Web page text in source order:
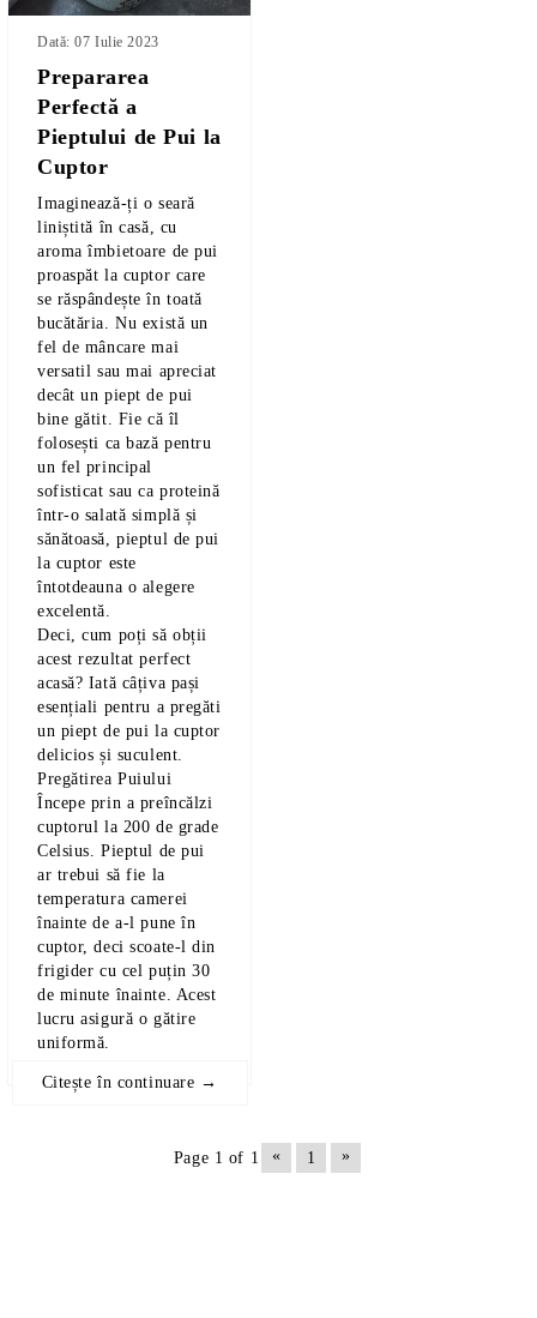
Prepararea
Perfectă a
Pieptului de Pui la
Cuptor
Dată: 07 Iulie 2023
Imaginează-ți o seară
liniștită în casă, cu
aroma îmbietoare de pui
proaspăt la cuptor care
se răspândește în toată
bucătăria. Nu există un
fel de mâncare mai
versatil sau mai apreciat
decât un piept de pui
bine gătit. Fie că îl
folosești ca bază pentru
un fel principal
sofisticat sau ca proteină
într-o salată simplă și
sănătoasă, pieptul de pui
la cuptor este
întotdeauna o alegere
excelentă.
Deci, cum poți să obții
acest rezultat perfect
acasă? Iată câțiva pași
esențiali pentru a pregăti
un piept de pui la cuptor
delicios și suculent.
Pregătirea Puiului
Începe prin a preîncălzi
cuptorul la 200 de grade
Celsius. Pieptul de pui
ar trebui să fie la
temperatura camerei
înainte de a-l pune în
cuptor, deci scoate-l din
frigider cu cel puțin 30
de minute înainte. Acest
lucru asigură o gătire
uniformă.
Citește în continuare →
Page 1 of 1 « 1 »